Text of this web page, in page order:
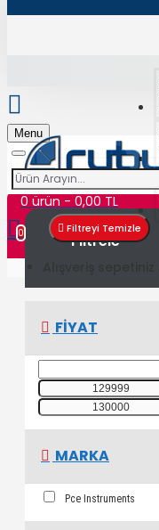
Menu
0 ürün - 0,00 TL
0 Filtrele
Filtreyi Temizle
FIYAT
MARKA
Pce Instruments